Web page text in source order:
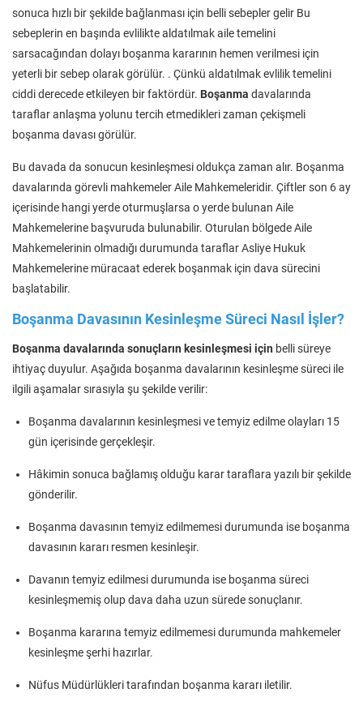
sonuca hızlı bir şekilde bağlanması için belli sebepler gelir Bu
sebeplerin en başında evlilikte aldatılmak aile temelini
sarsacağından dolayı boşanma kararının hemen verilmesi için
yeterli bir sebep olarak görülür. . Çünkü aldatılmak evlilik temelini
ciddi derecede etkileyen bir faktördür. Boşanma davalarında
taraflar anlaşma yolunu tercih etmedikleri zaman çekişmeli
boşanma davası görülür.
Bu davada da sonucun kesinleşmesi oldukça zaman alır. Boşanma
davalarında görevli mahkemeler Aile Mahkemeleridir. Çiftler son 6 ay
içerisinde hangi yerde oturmuşlarsa o yerde bulunan Aile
Mahkemelerine başvuruda bulunabilir. Oturulan bölgede Aile
Mahkemelerinin olmadığı durumunda taraflar Asliye Hukuk
Mahkemelerine müracaat ederek boşanmak için dava sürecini
başlatabilir.
Boşanma Davasının Kesinleşme Süreci Nasıl İşler?
Boşanma davalarında sonuçların kesinleşmesi için belli süreye
ihtiyaç duyulur. Aşağıda boşanma davalarının kesinleşme süreci ile
ilgili aşamalar sırasıyla şu şekilde verilir:
Boşanma davalarının kesinleşmesi ve temyiz edilme olayları 15
gün içerisinde gerçekleşir.
Hâkimin sonuca bağlamış olduğu karar taraflara yazılı bir şekilde
gönderilir.
Boşanma davasının temyiz edilmemesi durumunda ise boşanma
davasının kararı resmen kesinleşir.
Davanın temyiz edilmesi durumunda ise boşanma süreci
kesinleşmemiş olup dava daha uzun sürede sonuçlanır.
Boşanma kararına temyiz edilmemesi durumunda mahkemeler
kesinleşme şerhi hazırlar.
Nüfus Müdürlükleri tarafından boşanma kararı iletilir.